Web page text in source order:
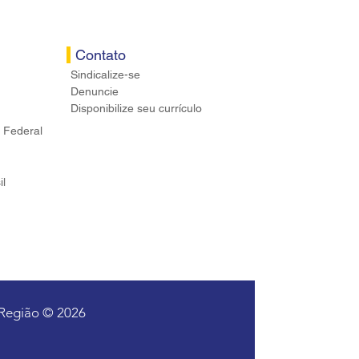
Federal
Contato
Sindicalize-se
Denuncie
Disponibilize seu currículo
© 2026